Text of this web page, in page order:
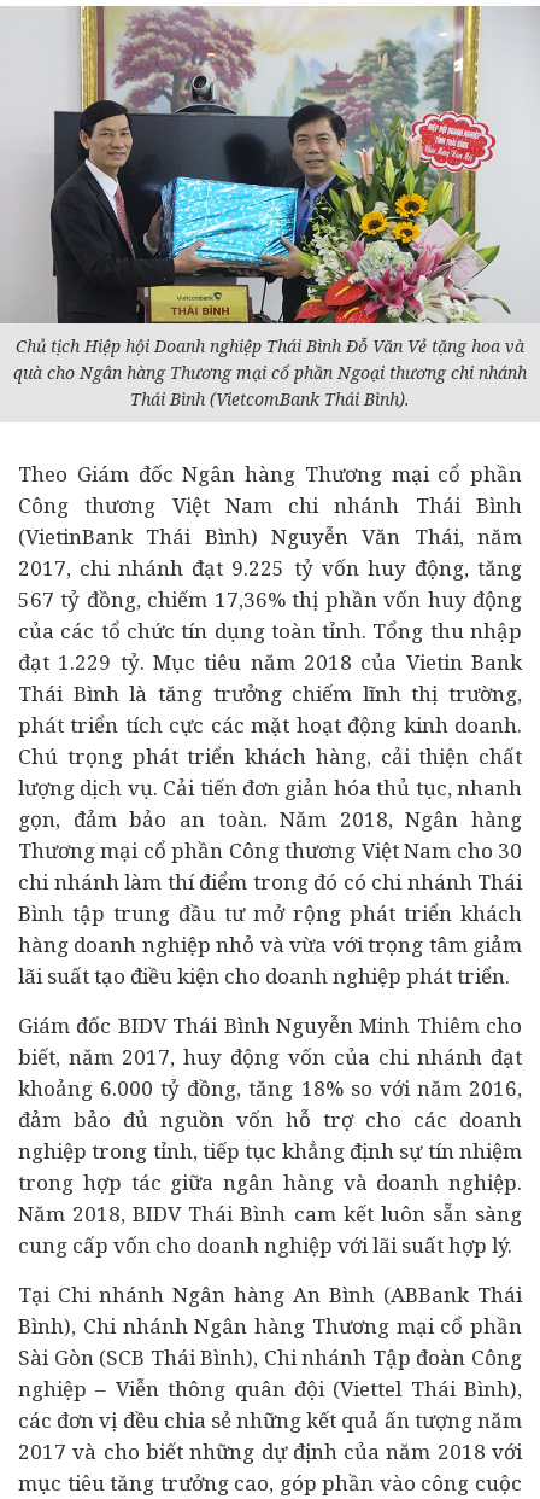
Chủ tịch Hiệp hội Doanh nghiệp Thái Bình Đỗ Văn Vẻ tặng hoa và
quà cho Ngân hàng Thương mại cổ phần Ngoại thương chi nhánh
Thái Bình (VietcomBank Thái Bình).
Theo Giám đốc Ngân hàng Thương mại cổ phần
Công thương Việt Nam chi nhánh Thái Bình
(VietinBank Thái Bình) Nguyễn Văn Thái, năm
2017, chi nhánh đạt 9.225 tỷ vốn huy động, tăng
567 tỷ đồng, chiếm 17,36% thị phần vốn huy động
của các tổ chức tín dụng toàn tỉnh. Tổng thu nhập
đạt 1.229 tỷ. Mục tiêu năm 2018 của Vietin Bank
Thái Bình là tăng trưởng chiếm lĩnh thị trường,
phát triển tích cực các mặt hoạt động kinh doanh.
Chú trọng phát triển khách hàng, cải thiện chất
lượng dịch vụ. Cải tiến đơn giản hóa thủ tục, nhanh
gọn, đảm bảo an toàn. Năm 2018, Ngân hàng
Thương mại cổ phần Công thương Việt Nam cho 30
chi nhánh làm thí điểm trong đó có chi nhánh Thái
Bình tập trung đầu tư mở rộng phát triển khách
hàng doanh nghiệp nhỏ và vừa với trọng tâm giảm
lãi suất tạo điều kiện cho doanh nghiệp phát triển.
Giám đốc BIDV Thái Bình Nguyễn Minh Thiêm cho
biết, năm 2017, huy động vốn của chi nhánh đạt
khoảng 6.000 tỷ đồng, tăng 18% so với năm 2016,
đảm bảo đủ nguồn vốn hỗ trợ cho các doanh
nghiệp trong tỉnh, tiếp tục khẳng định sự tín nhiệm
trong hợp tác giữa ngân hàng và doanh nghiệp.
Năm 2018, BIDV Thái Bình cam kết luôn sẵn sàng
cung cấp vốn cho doanh nghiệp với lãi suất hợp lý.
Tại Chi nhánh Ngân hàng An Bình (ABBank Thái
Bình), Chi nhánh Ngân hàng Thương mại cổ phần
Sài Gòn (SCB Thái Bình), Chi nhánh Tập đoàn Công
nghiệp – Viễn thông quân đội (Viettel Thái Bình),
các đơn vị đều chia sẻ những kết quả ấn tượng năm
2017 và cho biết những dự định của năm 2018 với
mục tiêu tăng trưởng cao, góp phần vào công cuộc